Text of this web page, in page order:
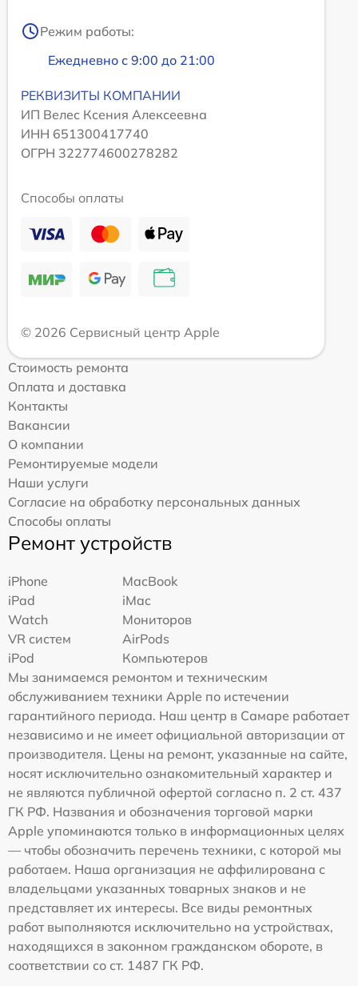
Режим работы:
Ежедневно с 9:00 до 21:00
РЕКВИЗИТЫ КОМПАНИИ
ИП Велес Ксения Алексеевна
ИНН 651300417740
ОГРН 322774600278282
Способы оплаты
© 2026 Сервисный центр Apple
Стоимость ремонта
Оплата и доставка
Контакты
Вакансии
О компании
Ремонтируемые модели
Наши услуги
Согласие на обработку персональных данных
Способы оплаты
Ремонт устройств
iPhone
MacBook
iPad
iMac
Watch
Мониторов
VR систем
AirPods
iPod
Компьютеров
Мы занимаемся ремонтом и техническим
обслуживанием техники Apple по истечении
гарантийного периода. Наш центр в Самаре работает
независимо и не имеет официальной авторизации от
производителя. Цены на ремонт, указанные на сайте,
носят исключительно ознакомительный характер и
не являются публичной офертой согласно п. 2 ст. 437
ГК РФ. Названия и обозначения торговой марки
Apple упоминаются только в информационных целях
— чтобы обозначить перечень техники, с которой мы
работаем. Наша организация не аффилирована с
владельцами указанных товарных знаков и не
представляет их интересы. Все виды ремонтных
работ выполняются исключительно на устройствах,
находящихся в законном гражданском обороте, в
соответствии со ст. 1487 ГК РФ.